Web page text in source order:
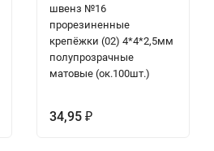
швенз №16
прорезиненные
крепёжки (02) 4*4*2,5мм
полупрозрачные
матовые (ок.100шт.)
34,95 ₽